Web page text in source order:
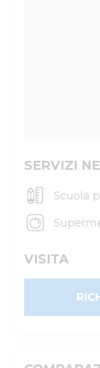
SERVIZI
Scuola
VISITA